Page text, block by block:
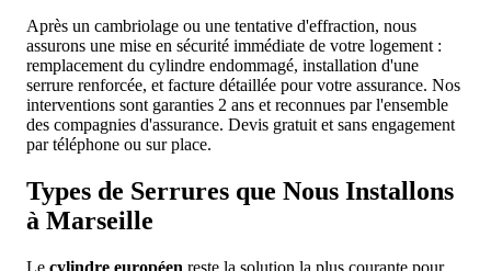
Après un cambriolage ou une tentative d'effraction, nous
assurons une mise en sécurité immédiate de votre logement :
remplacement du cylindre endommagé, installation d'une
serrure renforcée, et facture détaillée pour votre assurance. Nos
interventions sont garanties 2 ans et reconnues par l'ensemble
des compagnies d'assurance. Devis gratuit et sans engagement
par téléphone ou sur place.
Types de Serrures que Nous Installons
à Marseille
Le cylindre européen reste la solution la plus courante pour